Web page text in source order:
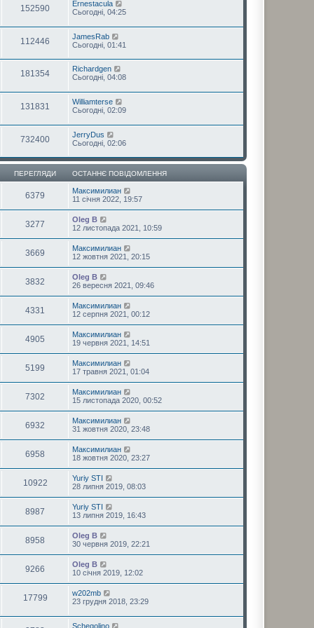
152590
Ernestacula
Сьогодні, 04:25
112446
JamesRab
Сьогодні, 01:41
181354
Richardgen
Сьогодні, 04:08
131831
Williamterse
Сьогодні, 02:09
732400
JerryDus
Сьогодні, 02:06
ПЕРЕГЛЯДИ ОСТАННЄ ПОВІДОМЛЕННЯ
6379
Максимилиан
11 січня 2022, 19:57
3277
Oleg B
12 листопада 2021, 10:59
3669
Максимилиан
12 жовтня 2021, 20:15
3832
Oleg B
26 вересня 2021, 09:46
4331
Максимилиан
12 серпня 2021, 00:12
4905
Максимилиан
19 червня 2021, 14:51
5199
Максимилиан
17 травня 2021, 01:04
7302
Максимилиан
15 листопада 2020, 00:52
6932
Максимилиан
31 жовтня 2020, 23:48
6958
Максимилиан
18 жовтня 2020, 23:27
10922
Yuriy STI
28 липня 2019, 08:03
8987
Yuriy STI
13 липня 2019, 16:43
8958
Oleg B
30 червня 2019, 22:21
9266
Oleg B
10 січня 2019, 12:02
17799
w202mb
23 грудня 2018, 23:29
Schegolino